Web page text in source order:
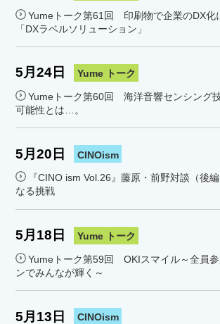
Yumeトーク第61回 印刷物で企業のDX化
「DXラベルソリューション」
5月24日 Yume トーク
Yumeトーク第60回 海洋音響センシング
可能性とは…。
5月20日 CINOism
『CINO ism Vol.26』藤原・前野対談（後
なる挑戦
5月18日 Yume トーク
Yumeトーク第59回 OKIスマイル～全員参
ンでみんなが輝く～
5月13日 CINOism